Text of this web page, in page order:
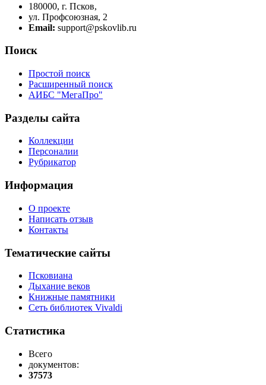
180000, г. Псков,
ул. Профсоюзная, 2
Email: support@pskovlib.ru
Поиск
Простой поиск
Расширенный поиск
АИБС "МегаПро"
Разделы сайта
Коллекции
Персоналии
Рубрикатор
Информация
О проекте
Написать отзыв
Контакты
Тематические сайты
Псковиана
Дыхание веков
Книжные памятники
Сеть библиотек Vivaldi
Статистика
Всего
документов:
37573